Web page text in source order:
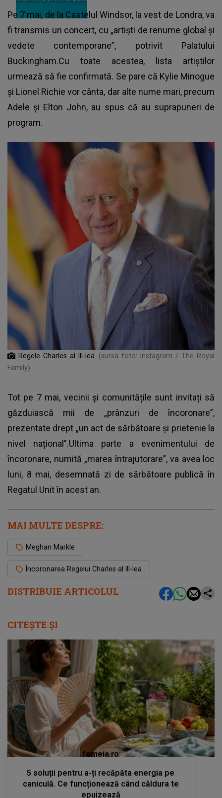
DISTRIBUIE ARTICOLUL
Pe 7 mai, de la Castelul Windsor, la vest de Londra, va
fi transmis un concert, cu „artiști de renume global și
vedete contemporane”, potrivit Palatului
Buckingham.Cu toate acestea, lista artiștilor
urmează să fie confirmată. Se pare că Kylie Minogue
și Lionel Richie vor cânta, dar alte nume mari, precum
Adele și Elton John, au spus că au suprapuneri de
program.
Regele Charles al III-lea (sursa foto: Instagram / The Royal
Family)
Tot pe 7 mai, vecinii și comunitățile sunt invitați să
găzduiască mii de „prânzuri de încoronare”,
prezentate drept „un act de sărbătoare și prietenie la
nivel național”.Ultima parte a evenimentului de
încoronare, numită „marea întrajutorare”, va avea loc
luni, 8 mai, desemnată zi de sărbătoare publică în
Regatul Unit în acest an.
MAI MULTE DESPRE:
Meghan Markle
Încoronarea Regelui Charles al III-lea
CITEȘTE ȘI
femeia.ro
5 soluții pentru a-ți recăpăta energia pe
caniculă. Ce funcționează când căldura te
epuizează